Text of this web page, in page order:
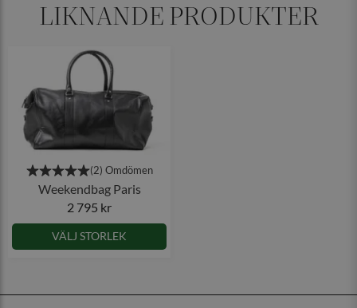
LIKNANDE PRODUKTER
Weekendbag Paris
2 795 kr
VÄLJ STORLEK